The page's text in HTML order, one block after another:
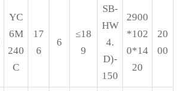
YC
6M
240
C
17
6
6
≤18
9
SB-
HW
4.
D)-
150
2900
*102
0*14
20
20
00